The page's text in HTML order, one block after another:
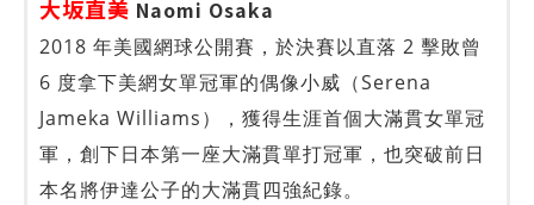
大坂直美 Naomi Osaka
2018 年美國網球公開賽，於決賽以直落 2 擊敗曾
6 度拿下美網女單冠軍的偶像小威（Serena
Jameka Williams），獲得生涯首個大滿貫女單冠
軍，創下日本第一座大滿貫單打冠軍，也突破前日
本名將伊達公子的大滿貫四強紀錄。